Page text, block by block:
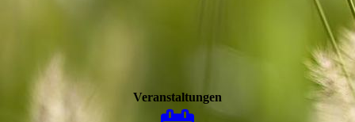
Veranstaltungen